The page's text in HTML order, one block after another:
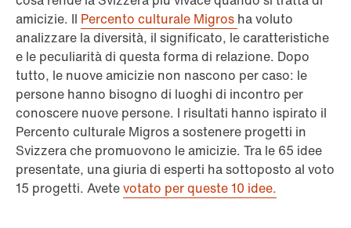
amicizie. Il Percento culturale Migros ha voluto
analizzare la diversità, il significato, le caratteristiche
e le peculiarità di questa forma di relazione. Dopo
tutto, le nuove amicizie non nascono per caso: le
persone hanno bisogno di luoghi di incontro per
conoscere nuove persone. I risultati hanno ispirato il
Percento culturale Migros a sostenere progetti in
Svizzera che promuovono le amicizie. Tra le 65 idee
presentate, una giuria di esperti ha sottoposto al voto
15 progetti. Avetevotato per queste 10 idee.